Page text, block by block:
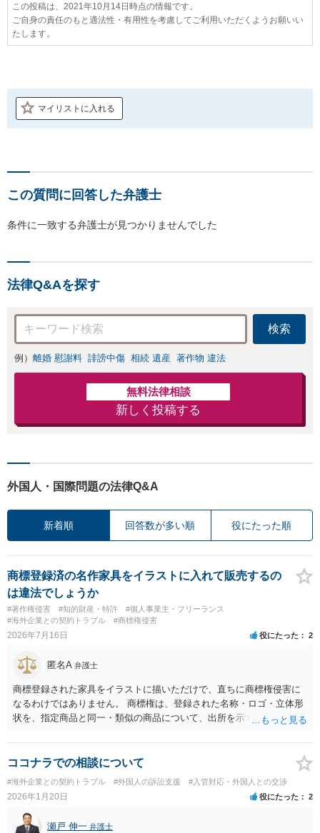
この投稿は、2021年10月14日時点の情報です。
ご自身の責任のもと適法性・有用性を考慮してご利用いただくようお願いい
たします。
マイリストに入れる
この質問に回答した弁護士
条件に一致する弁護士が見つかりませんでした
法律Q&Aを探す
検索
例） 離婚 慰謝料 誹謗中傷 相続 遺産 著作物 違法
無料法律相談
新しく投稿する
外国人・国際問題の法律Q&A
新着順 回答数が多い順 役にたった順
商標登録済の名作家具をイラストに入れて販売するの
は違法でしょうか
#著作権侵害 #知的財産・特許
#個人事業主・フリーランス
#海外企業との契約トラブル
#商標権侵害
2026年7月16日 役にたった 2
匿名A 弁護士
商標登録された家具をイラストに描いただけで、直ちに商標権侵害に
なるわけではありません。 商標権は、登録された名称・ロゴ・立体形
状を、指定商品と同一・類似の商品について、出所を示す表示として
て描くにとどまる場合は、通常、商標権侵害にはなりにくいと考えら
れます。 ただし、家具名や特徴的な形状を商品名・広告に大きく表示
し、公式商品やライセンス商品と誤認させる販売方法であれば、商標
権や不正競争防止法上の問題が生じ得ます。家具のデザインに著作権
が認められる場合は、著作権も別途問題となります。 無料のSNS投稿
やプレゼントでも、著作権侵害は成立し得ます。商標権については、
ココナラでの相談について
#海外企業との契約トラブル #外国人の訴訟支援 #入管対応・外国人との交渉
2026年1月20日 役にたった 2
瀬戸 伸一 弁護士